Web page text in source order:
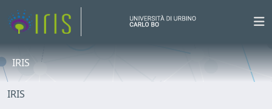
IRIS
IRIS